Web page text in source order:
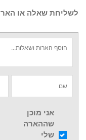
לשליחת שאלה או
אני מוכן
שההארה
שלי